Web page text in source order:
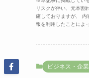
リスクが伴い、元本割
慮しておりますが、
報を利用したことによ
ビジネス・企